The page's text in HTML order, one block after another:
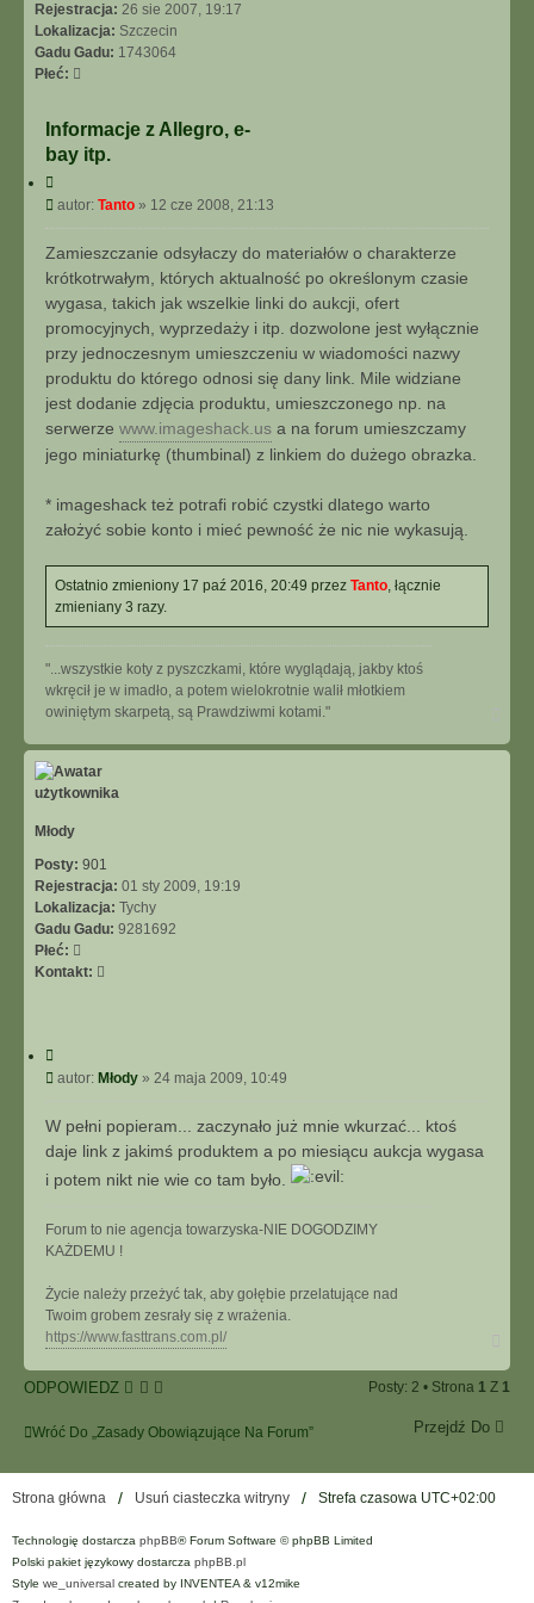
I
E
Z
A
O
E
Rejestracja: 26 sie 2007, 19:17
Lokalizacja: Szczecin
Gadu Gadu: 1743064
Płeć:
Informacje z Allegro, e-
bay itp.
y
j
P
o
s
autor: Tanto » 12 cze 2008, 21:13
Zamieszczanie odsyłaczy do materiałów o charakterze
krótkotrwałym, których aktualność po określonym czasie
wygasa, takich jak wszelkie linki do aukcji, ofert
promocyjnych, wyprzedaży i itp. dozwolone jest wyłącznie
przy jednoczesnym umieszczeniu w wiadomości nazwy
produktu do którego odnosi się dany link. Mile widziane
jest dodanie zdjęcia produktu, umieszczonego np. na
serwerze www.imageshack.us a na forum umieszczamy
jego miniaturkę (thumbinal) z linkiem do dużego obrazka.
* imageshack też potrafi robić czystki dlatego warto
założyć sobie konto i mieć pewność że nic nie wykasują.
Ostatnio zmieniony 17 paź 2016, 20:49 przez Tanto , łącznie
zmieniany 3 razy.
"...wszystkie koty z pyszczkami, które wyglądają, jakby ktoś
wkręcił je w imadło, a potem wielokrotnie walił młotkiem
owiniętym skarpetą, są Prawdziwmi kotami."
g
Młody
Posty: 901
Rejestracja: 01 sty 2009, 19:19
Lokalizacja: Tychy
Gadu Gadu: 9281692
Płeć:
Kontakt:
a
t
s
ę
z
ł
o
d
y
j
P
s
autor: Młody » 24 maja 2009, 10:49
W pełni popieram... zaczynało już mnie wkurzać... ktoś
daje link z jakimś produktem a po miesiącu aukcja wygasa
i potem nikt nie wie co tam było.
Forum to nie agencja towarzyska-NIE DOGODZIMY
KAŻDEMU !
Życie należy przeżyć tak, aby gołębie przelatujące nad
Twoim grobem zesrały się z wrażenia.
https://www.fasttrans.com.pl/
g
ó
ę
ODPOWIEDZ Posty: 2 • Strona 1 Z 1
Wróć Do „Zasady Obowiązujące Na Forum” Przejdź Do
Strona główna Usuń ciasteczka witryny Strefa czasowa UTC+02:00
Technologię dostarcza phpBB® Forum Software © phpBB Limited
Polski pakiet językowy dostarcza phpBB.pl
Style we_universal created by INVENTEA & v12mike